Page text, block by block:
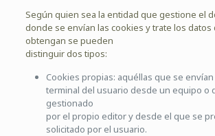
Según quien sea la entidad que gestione el
donde se envían las cookies y trate los datos
obtengan se pueden
distinguir dos tipos:
Cookies propias: aquéllas que se
terminal del usuario desde un equipo o
gestionado
por el propio editor y desde el que se
solicitado por el usuario.